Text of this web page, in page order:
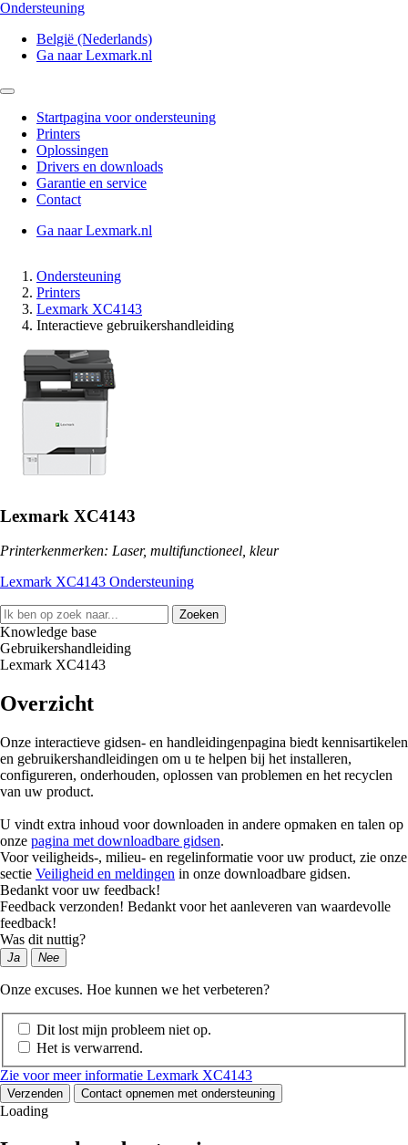
Ondersteuning
België (Nederlands)
Ga naar Lexmark.nl
Startpagina voor ondersteuning
Printers
Oplossingen
Drivers en downloads
Garantie en service
Contact
Ga naar Lexmark.nl
Ondersteuning
Printers
Lexmark XC4143
Interactieve gebruikershandleiding
Lexmark XC4143
Printerkenmerken: Laser, multifunctioneel, kleur
Lexmark XC4143 Ondersteuning
Zoeken
Knowledge base
Gebruikershandleiding
Lexmark XC4143
Overzicht
Onze interactieve gidsen- en handleidingenpagina biedt kennisartikelen
en gebruikershandleidingen om u te helpen bij het installeren,
configureren, onderhouden, oplossen van problemen en het recyclen
van uw product.
U vindt extra inhoud voor downloaden in andere opmaken en talen op
onze pagina met downloadbare gidsen.
Voor veiligheids-, milieu- en regelinformatie voor uw product, zie onze
sectie Veiligheid en meldingen in onze downloadbare gidsen.
Bedankt voor uw feedback!
Feedback verzonden! Bedankt voor het aanleveren van waardevolle
feedback!
Was dit nuttig?
Ja Nee
Onze excuses. Hoe kunnen we het verbeteren?
Dit lost mijn probleem niet op.
Het is verwarrend.
Zie voor meer informatie Lexmark XC4143
Verzenden Contact opnemen met ondersteuning
Loading